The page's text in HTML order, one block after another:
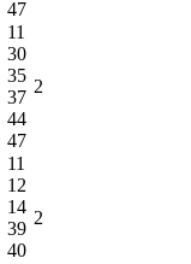
47
11
30
35
37
44
47
2
11
12
14
39
40
2